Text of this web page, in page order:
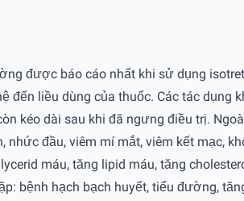
được báo cáo nhất khi sử dụng
đến liều dùng của thuốc. Các tác
kéo dài sau khi đã ngưng điều trị.
nhức đầu, viêm mí mắt, viêm kết mạc,
máu, tăng lipid máu, tăng
bệnh hạch bạch huyết, tiểu đường,